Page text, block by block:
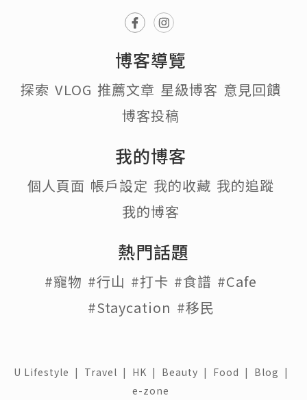
博客導覽
探索 VLOG 推薦文章 星級博客 意見回饋
博客投稿
我的博客
個人頁面 帳戶設定 我的收藏 我的追蹤
我的博客
熱門話題
#寵物 #行山 #打卡 #食譜 #Cafe
#Staycation #移民
U Lifestyle | Travel | HK | Beauty | Food | Blog |
e-zone